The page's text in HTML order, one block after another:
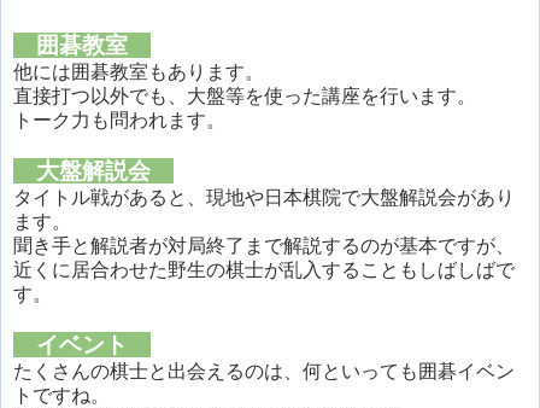
囲碁教室
他には囲碁教室もあります。
直接打つ以外でも、大盤等を使った講座を行います。
トーク力も問われます。
大盤解説会
タイトル戦があると、現地や日本棋院で大盤解説会があり
ます。
聞き手と解説者が対局終了まで解説するのが基本ですが、
近くに居合わせた野生の棋士が乱入することもしばしばで
す。
イベント
たくさんの棋士と出会えるのは、何といっても囲碁イベン
トですね。